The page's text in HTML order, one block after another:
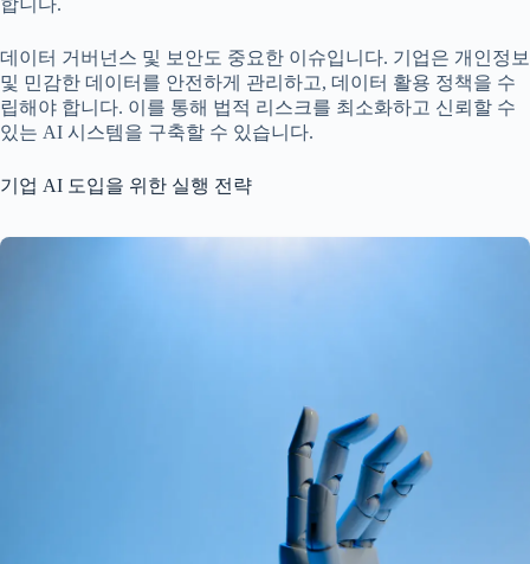
합니다.
데이터 거버넌스 및 보안도 중요한 이슈입니다. 기업은 개인정보
및 민감한 데이터를 안전하게 관리하고, 데이터 활용 정책을 수
립해야 합니다. 이를 통해 법적 리스크를 최소화하고 신뢰할 수
있는 AI 시스템을 구축할 수 있습니다.
기업 AI 도입을 위한 실행 전략